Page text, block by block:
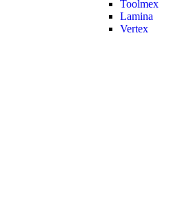
Toolmex
Lamina
Vertex